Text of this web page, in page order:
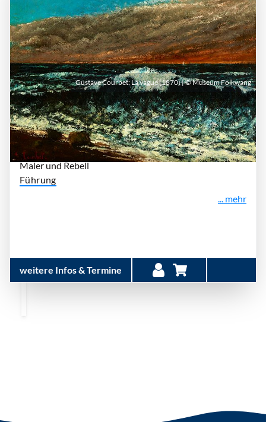
Sonntag, 11. Oktober 2026 | 15:30 Uhr - 16:30
Uhr| Museum Folkwang Essen
Ich, Gustave Courbet
Maler und Rebell
Führung
... mehr
weitere Infos & Termine
Gustave Courbet: La vague (1870) | © Museum Folkwang